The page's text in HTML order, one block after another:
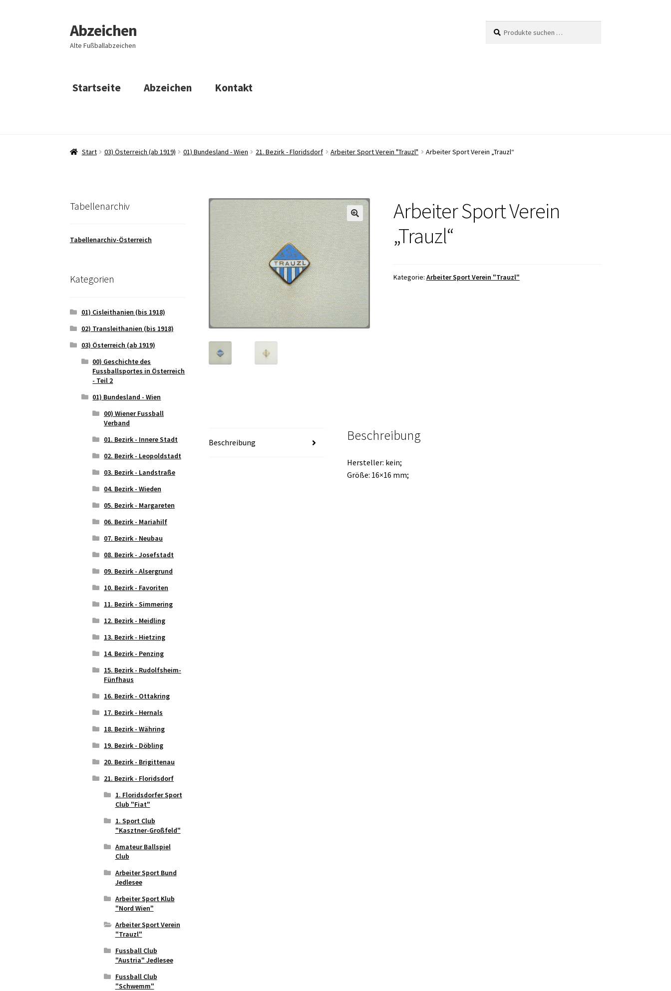
Zur
Navigation
springen
Zum
Inhalt
springen
Abzeichen
Alte Fußballabzeichen
nach:
Startseite Abzeichen Kontakt
Start 03) Österreich (ab 1919) 01) Bundesland - Wien 21. Bezirk - Floridsdorf Arbeiter Sport Verein "Trauzl" Arbeiter Sport Verein „Trauzl“
Arbeiter Sport Verein
„Trauzl“
Kategorie: Arbeiter Sport Verein "Trauzl"
Beschreibung Beschreibung
Hersteller: kein;
Größe: 16×16 mm;
Tabellenarchiv
Tabellenarchiv-Österreich
Kategorien
01) Cisleithanien (bis 1918)
02) Transleithanien (bis 1918)
03) Österreich (ab 1919)
00) Geschichte des
Fussballsportes in Österreich
- Teil 2
01) Bundesland - Wien
00) Wiener Fussball
Verband
01. Bezirk - Innere Stadt
02. Bezirk - Leopoldstadt
03. Bezirk - Landstraße
04. Bezirk - Wieden
05. Bezirk - Margareten
06. Bezirk - Mariahilf
07. Bezirk - Neubau
08. Bezirk - Josefstadt
09. Bezirk - Alsergrund
10. Bezirk - Favoriten
11. Bezirk - Simmering
12. Bezirk - Meidling
13. Bezirk - Hietzing
14. Bezirk - Penzing
15. Bezirk - Rudolfsheim-
Fünfhaus
16. Bezirk - Ottakring
17. Bezirk - Hernals
18. Bezirk - Währing
19. Bezirk - Döbling
20. Bezirk - Brigittenau
21. Bezirk - Floridsdorf
1. Floridsdorfer Sport
Club "Fiat"
1. Sport Club
"Kasztner-Großfeld"
Amateur Ballspiel
Club
Arbeiter Sport Bund
Jedlesee
Arbeiter Sport Klub
"Nord Wien"
Arbeiter Sport Verein
"Trauzl"
Fussball Club
"Austria" Jedlesee
Fussball Club
"Schwemm"